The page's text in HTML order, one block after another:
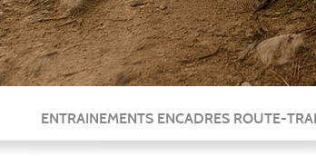
ENTRAINEMENTS ENCADRES ROUTE-